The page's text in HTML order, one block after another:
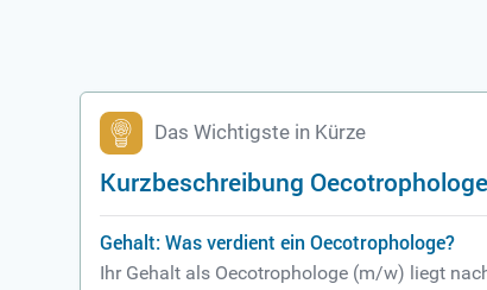
Das Wichtigste in Kürze
Kurzbeschreibung
Gehalt: Was verdient ein Oecotrophologe?
Ihr Gehalt als Oecotrophologe (m/w) liegt